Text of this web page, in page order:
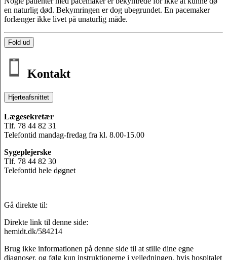
en naturlig død. Bekymringen er dog ubegrundet. En pacemaker
forlænger ikke livet på unaturlig måde.
Fold ud
Kontakt
Hjerteafsnittet
Lægesekretær
Tlf. 78 44 82 31
Telefontid mandag-fredag fra kl. 8.00-15.00
Sygeplejerske
Tlf. 78 44 82 30
Telefontid hele døgnet
Gå direkte til:
Direkte link til denne side:
hemidt.dk/584214
Brug ikke informationen på denne side til at stille dine egne
diagnoser, og følg kun instruktionerne i vejledningen, hvis hospitalet